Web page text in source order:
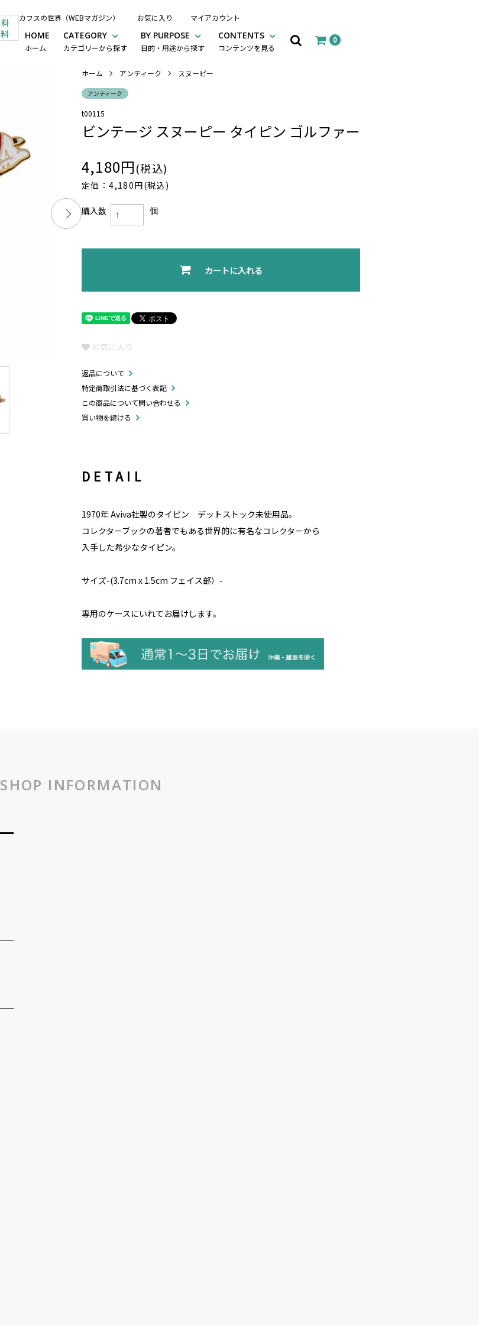
HOME
ホーム
CATEGORY
カテゴリーから探す
BY PURPOSE
目的・用途から探す
CONTENTS
コンテンツを見る
0
カフスの世界（WEBマガジン） お気に入り マイアカウント
ホーム アンティーク スヌーピー
アンティーク
t00115
ビンテージ スヌーピー タイピン ゴルファー
4,180円(税込)
定価：4,180円(税込)
購入数 個
カートに入れる
お気に入り
返品について
特定商取引法に基づく表記
この商品について問い合わせる
買い物を続ける
DETAIL
1970年 Aviva社製のタイピン デットストック未使用品。
コレクターブックの著者でもある世界的に有名なコレクターから
入手した希少なタイピン。
サイズ-(3.7cm x 1.5cm フェイス部）-
専用のケースにいれてお届けします。
SHOP INFORMATION